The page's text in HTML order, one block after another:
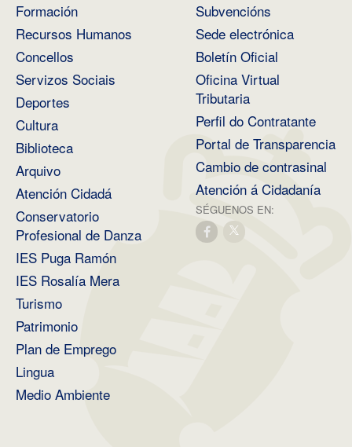
Formación
Recursos Humanos
Concellos
Servizos Sociais
Deportes
Cultura
Biblioteca
Arquivo
Atención Cidadá
Conservatorio
Profesional de Danza
IES Puga Ramón
IES Rosalía Mera
Turismo
Patrimonio
Plan de Emprego
Lingua
Medio Ambiente
Subvencións
Sede electrónica
Boletín Oficial
Oficina Virtual
Tributaria
Perfil do Contratante
Portal de Transparencia
Cambio de contrasinal
Atención á Cidadanía
SÉGUENOS EN: